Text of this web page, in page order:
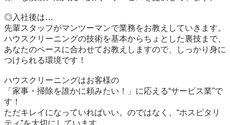
◎入社後は…
先輩スタッフがマンツーマンで業務をお教えしていきます。
ハウスクリーニングの技術を基本からちょとした裏技まで、
あなたのペースに合わせてお教えしますので、しっかり身に
つけられる環境です！
ハウスクリーニングはお客様の
「家事・掃除を誰かに頼みたい！」に応える“サービス業”で
す！
ただキレイになっていればいい。のではなく、“ホスピタリ
ティ”を大切にしています。